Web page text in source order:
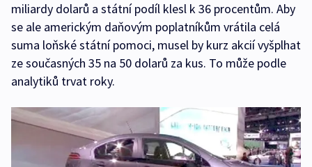
miliardy dolarů a státní podíl klesl k 36 procentům. Aby
se ale americkým daňovým poplatníkům vrátila celá
suma loňské státní pomoci, musel by kurz akcií vyšplhat
ze současných 35 na 50 dolarů za kus. To může podle
analytiků trvat roky.